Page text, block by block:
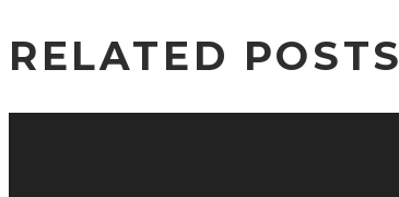
RELATED POSTS